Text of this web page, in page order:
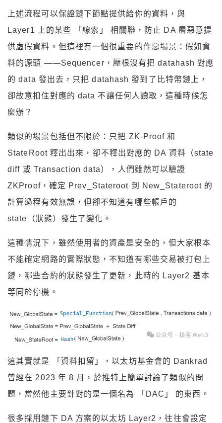
上述流程可以保證鏈下節點提供給你的資料，與
Layer1 上的某些 「線索」 相關聯，防止 DA 層惡意提
供虛假資料。但這裡有一個很重要的作惡場景：假如資
料的源頭 ——Sequencer，壓根沒有把 datahash 對應
的 data 發出去，只把 datahash 發到了比特幣鏈上，
卻故意扣住對應的 data 不讓任何人讀取，這種時候怎
麼辦？
類似的場景包括但不限於：只把 ZK-Proof 和
StateRoot 釋出出來，卻不釋出對應的 DA 資料（state
diff 或 Transaction data），人們雖然可以驗證
ZKProof，確定 Prev_Stateroot 到 New_Stateroot 的
計算過程有效無誤，但卻不知道有哪些帳戶的
state（狀態）發生了變化。
這種情況下，雖然使用者的資產是安全的，但大家根本
不能確定網路的實際狀態，不知道有哪些交易被打包上
鏈，哪些合約的狀態發生了更新，此時的 Layer2 基本
等同於停機。
這其實就是 「資料扣留」，以太坊基金會的 Dankrad
曾經在 2023 年 8 月，於推特上簡單討論了類似的問
題，當然他主要針對的是一個名為 「DAC」 的東西。
很多採用鏈下 DA 方案的以太坊 Layer2，往往會設定